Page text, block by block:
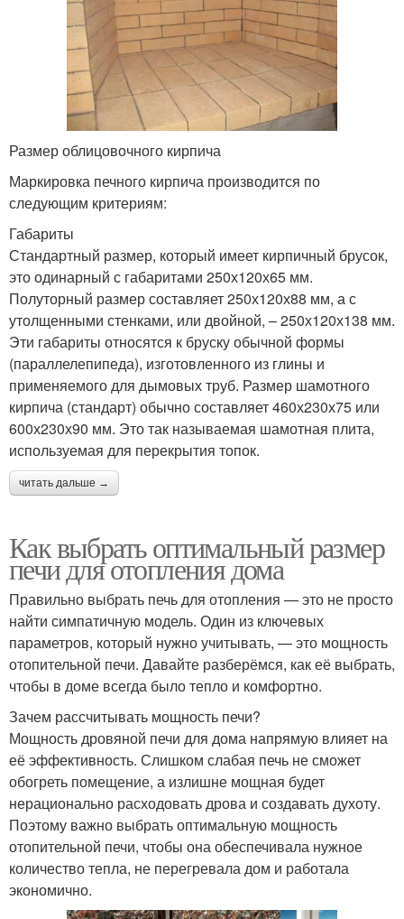
Размер облицовочного кирпича
Маркировка печного кирпича производится по
следующим критериям:
Габариты
Стандартный размер, который имеет кирпичный брусок,
это одинарный с габаритами 250х120х65 мм.
Полуторный размер составляет 250х120х88 мм, а с
утолщенными стенками, или двойной, – 250х120х138 мм.
Эти габариты относятся к бруску обычной формы
(параллелепипеда), изготовленного из глины и
применяемого для дымовых труб. Размер шамотного
кирпича (стандарт) обычно составляет 460х230х75 или
600х230х90 мм. Это так называемая шамотная плита,
используемая для перекрытия топок.
читать дальше →
Как выбрать оптимальный размер
печи для отопления дома
Правильно выбрать печь для отопления — это не просто
найти симпатичную модель. Один из ключевых
параметров, который нужно учитывать, — это мощность
отопительной печи. Давайте разберёмся, как её выбрать,
чтобы в доме всегда было тепло и комфортно.
Зачем рассчитывать мощность печи?
Мощность дровяной печи для дома напрямую влияет на
её эффективность. Слишком слабая печь не сможет
обогреть помещение, а излишне мощная будет
нерационально расходовать дрова и создавать духоту.
Поэтому важно выбрать оптимальную мощность
отопительной печи, чтобы она обеспечивала нужное
количество тепла, не перегревала дом и работала
экономично.